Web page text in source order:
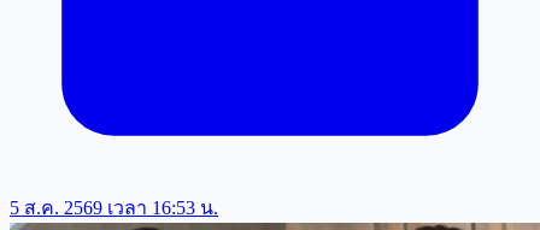
5 ส.ค. 2569 เวลา 16:53 น.